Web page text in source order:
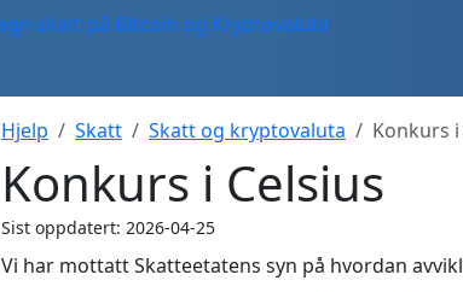
Hjelp Skatt Skatt og kryptovaluta Konkurs i
Konkurs i Celsius
Sist oppdatert: 2026-04-25
Vi har mottatt Skatteetatens syn på hvordan